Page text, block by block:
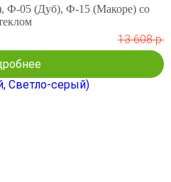
Ф-05 (Дуб), Ф-15 (Макоре) со
13 608 р.